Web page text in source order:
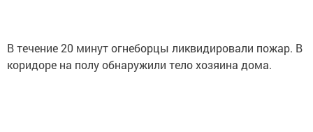
В течение 20 минут огнеборцы ликвидировали пожар. В
коридоре на полу обнаружили тело хозяина дома.